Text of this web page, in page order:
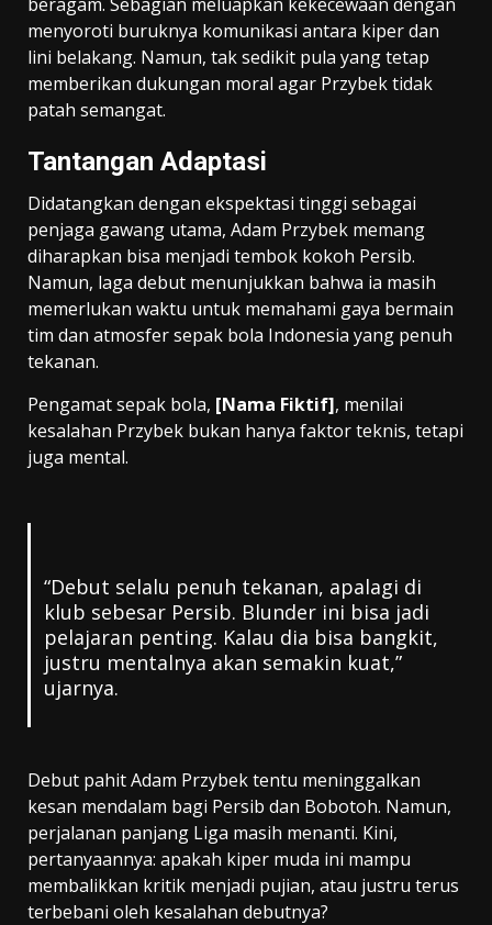
menyoroti buruknya komunikasi antara kiper dan
lini belakang. Namun, tak sedikit pula yang tetap
memberikan dukungan moral agar Przybek tidak
patah semangat.
Tantangan Adaptasi
Didatangkan dengan ekspektasi tinggi sebagai
penjaga gawang utama, Adam Przybek memang
diharapkan bisa menjadi tembok kokoh Persib.
Namun, laga debut menunjukkan bahwa ia masih
memerlukan waktu untuk memahami gaya bermain
tim dan atmosfer sepak bola Indonesia yang penuh
tekanan.
Pengamat sepak bola, [Nama Fiktif], menilai
kesalahan Przybek bukan hanya faktor teknis, tetapi
juga mental.
“Debut selalu penuh tekanan, apalagi di
klub sebesar Persib. Blunder ini bisa jadi
pelajaran penting. Kalau dia bisa bangkit,
justru mentalnya akan semakin kuat,”
ujarnya.
Debut pahit Adam Przybek tentu meninggalkan
kesan mendalam bagi Persib dan Bobotoh. Namun,
perjalanan panjang Liga masih menanti. Kini,
pertanyaannya: apakah kiper muda ini mampu
membalikkan kritik menjadi pujian, atau justru terus
terbebani oleh kesalahan debutnya?